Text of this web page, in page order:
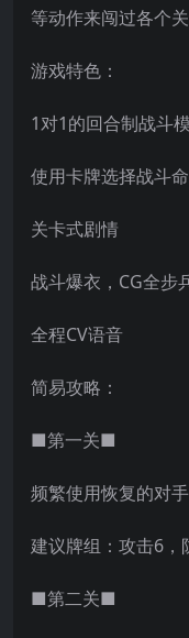
等动作来闯过各个
游戏特色：
1对1的回合制战斗
使用卡牌选择战斗
关卡式剧情
战斗爆衣，CG全步
全程CV语音
简易攻略：
■第一关■
频繁使用恢复的对
建议牌组：攻击6，
■第二关■